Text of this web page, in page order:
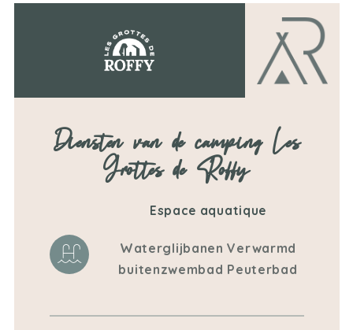
Diensten van de camping Les
Grottes de Roffy
Espace aquatique
Waterglijbanen Verwarmd
buitenzwembad Peuterbad